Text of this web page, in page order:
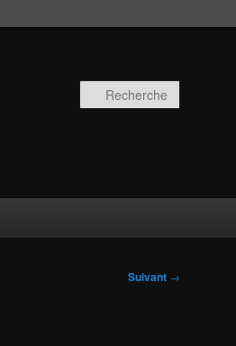
Suivant →